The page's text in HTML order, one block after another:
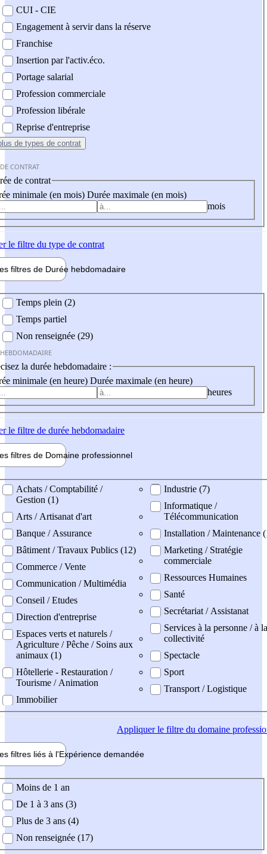
CUI - CIE
Engagement à servir dans la réserve
Franchise
Insertion par l'activ.éco.
Portage salarial
Profession commerciale
Profession libérale
Reprise d'entreprise
de types de contrat
CONTRAT
de contrat
minimale (en mois) Durée maximale (en mois)
mois
le filtre du type de contrat
filtres de Durée hebdomadaire
Temps plein (2)
Temps partiel
Non renseignée (29)
la durée hebdomadaire :
minimale (en heure) Durée maximale (en heure)
heures
le filtre de durée hebdomadaire
filtres de Domaine professionnel
professionel
Achats / Comptabilité /
Gestion (1)
Arts / Artisanat d'art
Banque / Assurance
Bâtiment / Travaux Publics (12)
Commerce / Vente
Communication / Multimédia
Conseil / Etudes
Direction d'entreprise
Espaces verts et naturels /
Agriculture / Pêche / Soins aux
animaux (1)
Hôtellerie - Restauration /
Tourisme / Animation
Immobilier
Industrie (7)
Informatique /
Télécommunication
Installation / Maintenance
Marketing / Stratégie
commerciale
Ressources Humaines
Santé
Secrétariat / Assistanat
Services à la personne / à la
collectivité
Spectacle
Sport
Transport / Logistique
Appliquerle filtre du domaine
filtres liés à l'Expérience demandée
demandée
Moins de 1 an
De 1 à 3 ans (3)
Plus de 3 ans (4)
Non renseignée (17)